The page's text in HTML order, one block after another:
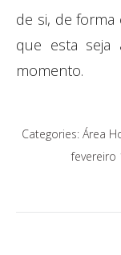
de si, de forma
que esta
momento.
Categories: Área
fevereiro